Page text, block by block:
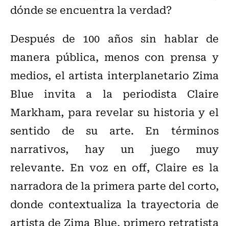
dónde se encuentra la verdad?
Después de 100 años sin hablar de
manera pública, menos con prensa y
medios, el artista interplanetario Zima
Blue invita a la periodista Claire
Markham, para revelar su historia y el
sentido de su arte. En términos
narrativos, hay un juego muy
relevante. En voz en off, Claire es la
narradora de la primera parte del corto,
donde contextualiza la trayectoria de
artista de Zima Blue, primero retratista